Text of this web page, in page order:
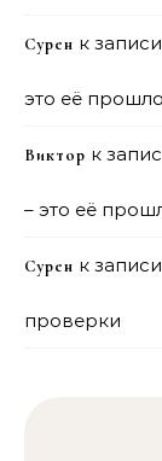
Сурен к записи
это её
Виктор к
– это её
Сурен к записи
проверки